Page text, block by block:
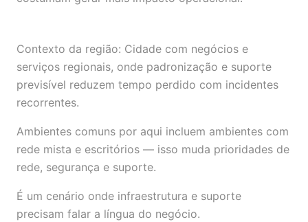
Contexto da região: Cidade com negócios e
serviços regionais, onde padronização e suporte
previsível reduzem tempo perdido com incidentes
recorrentes.
Ambientes comuns por aqui incluem ambientes com
rede mista e escritórios — isso muda prioridades de
rede, segurança e suporte.
É um cenário onde infraestrutura e suporte
precisam falar a língua do negócio.